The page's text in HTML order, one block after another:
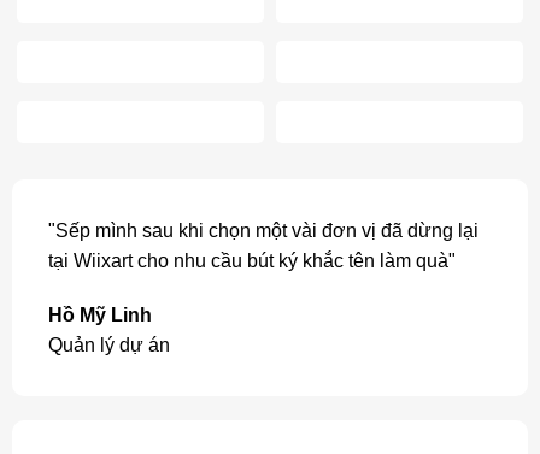
"Sếp mình sau khi chọn một vài đơn vị đã dừng lại
tại Wiixart cho nhu cầu bút ký khắc tên làm quà"
Hồ Mỹ Linh
Quản lý dự án